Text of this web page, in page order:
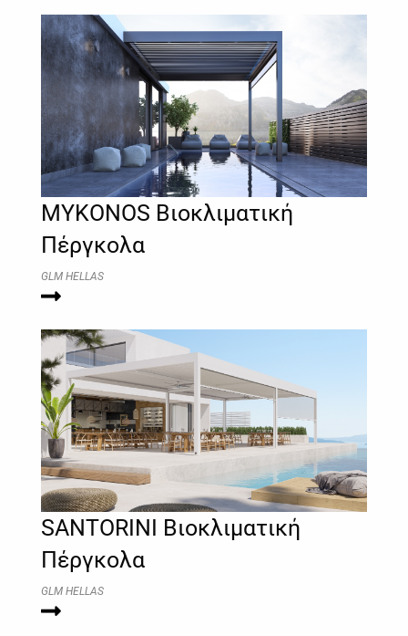
MYKONOS Βιοκλιματική
Πέργκολα
GLM HELLAS
SANTORINI Βιοκλιματική
Πέργκολα
GLM HELLAS